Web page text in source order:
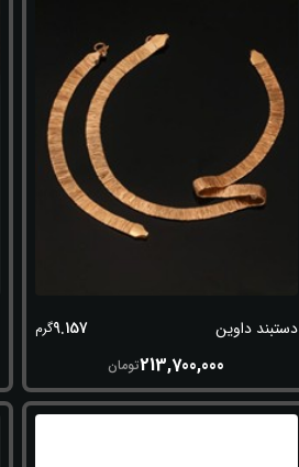
دستبند داوین 9.157گرم
213,700,000تومان